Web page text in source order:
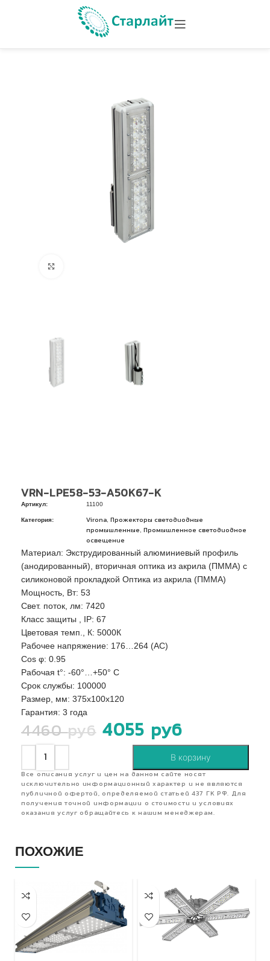
VRN-LPE58-53-A50K67-K
Артикул: 11100
Категория: Virona
Прожекторы светодиодные
промышленные
Промышленное светодиодное
освещение
Материал: Экструдированный алюминиевый профиль
(анодированный), вторичная оптика из акрила (ПММА) с
силиконовой прокладкой Оптика из акрила (ПММА)
Мощность, Вт: 53
Свет. поток, лм: 7420
Класс защиты , IP: 67
Цветовая темп., К: 5000К
Рабочее напряжение: 176…264 (AС)
Сos φ: 0.95
Рабочая t°: -60°…+50° С
Срок службы: 100000
Размер, мм: 375х100х120
Гарантия: 3 года
4460руб 4055 руб
В корзину
Все описания услуг и цен на данном сайте носят
исключительно информационный характер и не являются
публичной офертой, определяемой статьей 437 ГК РФ. Для
получения точной информации о стоимости и условиях
оказания услуг обращайтесь к нашим менеджерам.
ПОХОЖИЕ